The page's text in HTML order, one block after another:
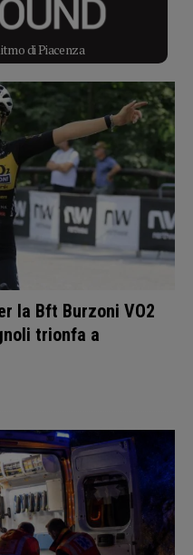
di Piacenza
la Bft Burzoni VO2
trionfa a